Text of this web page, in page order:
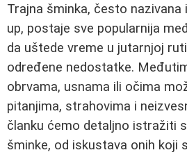
Trajna šminka, često nazivana
up, postaje sve popularnija
da uštede vreme u jutarnjoj
određene nedostatke.
obrvama, usnama ili očima
pitanjima, strahovima i
članku ćemo detaljno istražiti
šminke, od iskustava onih koji